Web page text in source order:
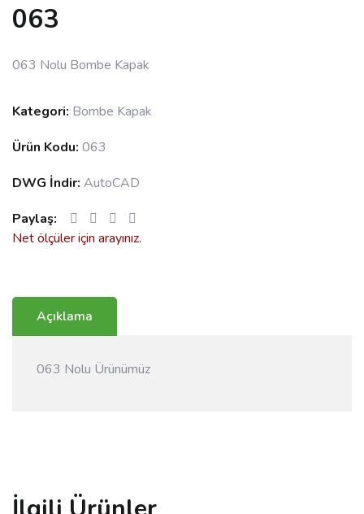
063
063 Nolu Bombe Kapak
Kategori: Bombe Kapak
Ürün Kodu: 063
DWG İndir: AutoCAD
Paylaş:
Net ölçüler için arayınız.
Açıklama
063 Nolu Ürünümüz